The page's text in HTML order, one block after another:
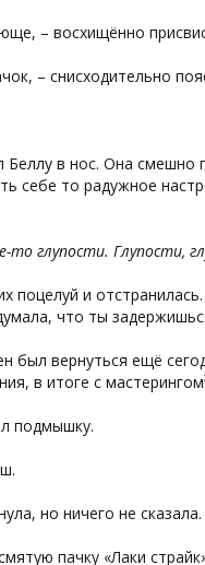
– восхищённо
– снисходительно
Беллу в нос. Она
себе то радужное
то глупости. Глупости,
поцелуй и
что ты
был вернуться ещё
в итоге с
подмышку.
но ничего не сказала.
пачку «Лаки